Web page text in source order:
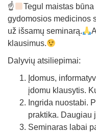
Atsiliepimai
Kontaktai
☝
Tegul maistas
gydomosios medicinos
už išsamų seminarą.
klausimus.
Dalyvių atsiliepimai:
Įdomus,
įdomu klausytis.
Ingrida nuostabi.
praktika. Daugiau
Seminaras labai